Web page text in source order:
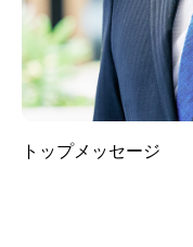
トップメッセージ